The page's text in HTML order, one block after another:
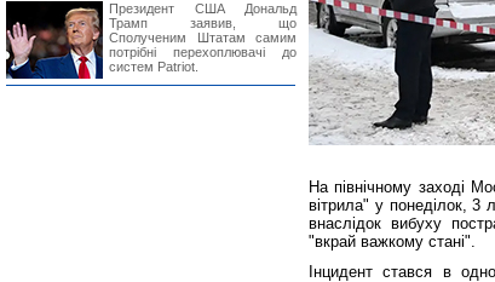
На північному заході
вітрила" у понеділок,
внаслідок вибуху
"вкрай важкому стані".
Інцидент стався в
Президент США Дональд
Трамп заявив, що
Сполученим Штатам самим
потрібні перехоплювачі до
систем Patriot.